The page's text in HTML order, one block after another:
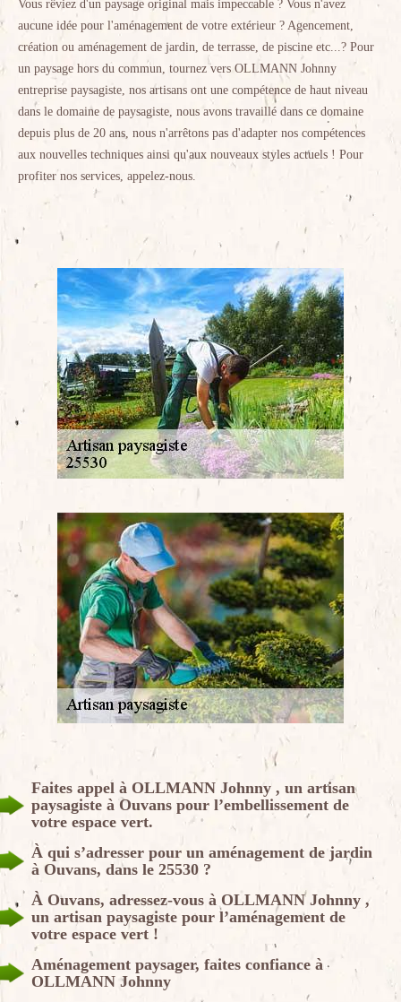
Vous rêviez d'un paysage original mais impeccable ? Vous n'avez
aucune idée pour l'aménagement de votre extérieur ? Agencement,
création ou aménagement de jardin, de terrasse, de piscine etc...? Pour
un paysage hors du commun, tournez vers OLLMANN Johnny
entreprise paysagiste, nos artisans ont une compétence de haut niveau
dans le domaine de paysagiste, nous avons travaillé dans ce domaine
depuis plus de 20 ans, nous n'arrêtons pas d'adapter nos compétences
aux nouvelles techniques ainsi qu'aux nouveaux styles actuels ! Pour
profiter nos services, appelez-nous.
Faites appel à OLLMANN Johnny , un artisan
paysagiste à Ouvans pour l’embellissement de
votre espace vert.
À qui s’adresser pour un aménagement de jardin
à Ouvans, dans le 25530 ?
À Ouvans, adressez-vous à OLLMANN Johnny ,
un artisan paysagiste pour l’aménagement de
votre espace vert !
Aménagement paysager, faites confiance à
OLLMANN Johnny